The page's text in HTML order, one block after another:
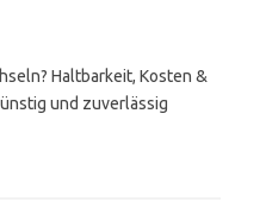
Haltbarkeit, Kosten &
und zuverlässig